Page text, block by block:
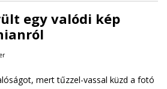
egy valódi kép
mert tűzzel-vassal küzd a fotó